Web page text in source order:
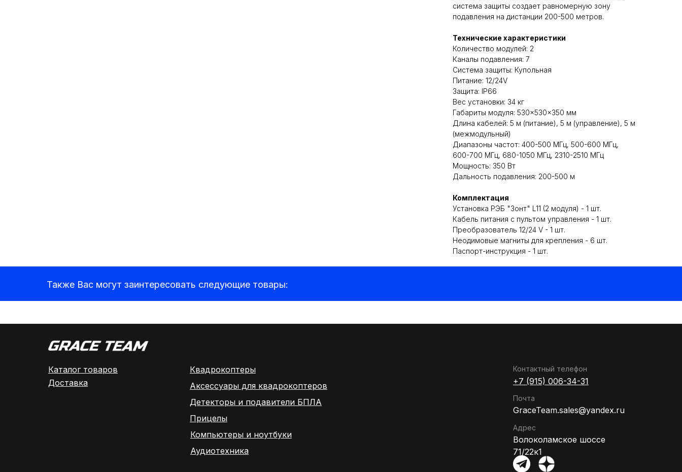
система защиты создает равномерную зону
подавления на дистанции 200-500 метров.
Технические характеристики
Количество модулей: 2
Каналы подавления: 7
Система защиты: Купольная
Питание: 12/24V
Защита: IP66
Вес установки: 34 кг
Габариты модуля: 530×530×350 мм
Длина кабелей: 5 м (питание), 5 м (управление), 5 м
(межмодульный)
Диапазоны частот: 400-500 МГц, 500-600 МГц,
600-700 МГц, 680-1050 МГц, 2310-2510 МГц
Мощность: 350 Вт
Дальность подавления: 200-500 м
Комплектация
Установка РЭБ "Зонт" L11 (2 модуля) - 1 шт.
Кабель питания с пультом управления - 1 шт.
Преобразователь 12/24 V - 1 шт.
Неодимовые магниты для крепления - 6 шт.
Паспорт-инструкция - 1 шт.
Также Вас могут заинтересовать следующие товары:
Каталог товаров
Доставка
Квадрокоптеры
Аксессуары для квадрокоптеров
Детекторы и подавители БПЛА
Прицелы
Компьютеры и ноутбуки
Аудиотехника
Контактный телефон
Почта
Адрес
Волоколамское шоссе
71/22к1
GraceTeam.sales@yandex.ru
+7 (915) 006-34-31